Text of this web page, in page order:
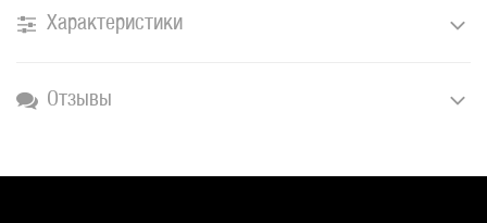
Характеристики
Отзывы